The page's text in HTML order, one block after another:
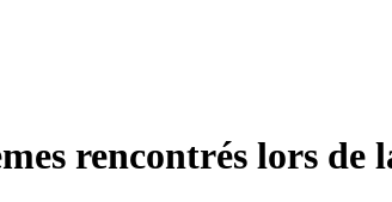
rencontrés lors de